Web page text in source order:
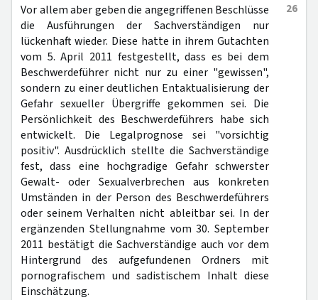
26
Vor allem aber geben die angegriffenen Beschlüsse
die Ausführungen der Sachverständigen nur
lückenhaft wieder. Diese hatte in ihrem Gutachten
vom 5. April 2011 festgestellt, dass es bei dem
Beschwerdeführer nicht nur zu einer "gewissen",
sondern zu einer deutlichen Entaktualisierung der
Gefahr sexueller Übergriffe gekommen sei. Die
Persönlichkeit des Beschwerdeführers habe sich
entwickelt. Die Legalprognose sei "vorsichtig
positiv". Ausdrücklich stellte die Sachverständige
fest, dass eine hochgradige Gefahr schwerster
Gewalt- oder Sexualverbrechen aus konkreten
Umständen in der Person des Beschwerdeführers
oder seinem Verhalten nicht ableitbar sei. In der
ergänzenden Stellungnahme vom 30. September
2011 bestätigt die Sachverständige auch vor dem
Hintergrund des aufgefundenen Ordners mit
pornografischem und sadistischem Inhalt diese
Einschätzung.